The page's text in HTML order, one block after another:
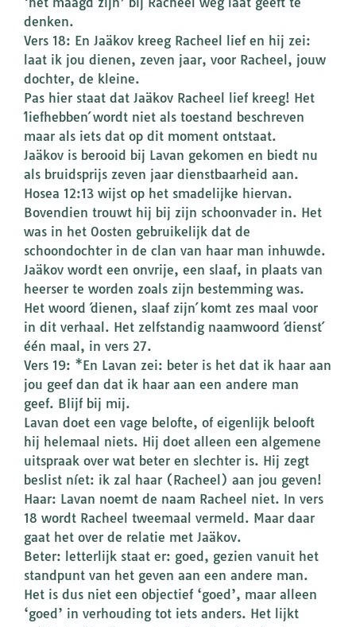
denken.
Vers 18: En Jaäkov kreeg Racheel lief en hij zei:
laat ik jou dienen, zeven jaar, voor Racheel, jouw
dochter, de kleine.
Pas hier staat dat Jaäkov Racheel lief kreeg! Het
´liefhebben´ wordt niet als toestand beschreven
maar als iets dat op dit moment ontstaat.
Jaäkov is berooid bij Lavan gekomen en biedt nu
als bruidsprijs zeven jaar dienstbaarheid aan.
Hosea 12:13 wijst op het smadelijke hiervan.
Bovendien trouwt hij bij zijn schoonvader in. Het
was in het Oosten gebruikelijk dat de
schoondochter in de clan van haar man inhuwde.
Jaäkov wordt een onvrije, een slaaf, in plaats van
heerser te worden zoals zijn bestemming was.
Het woord ´dienen, slaaf zijn´ komt zes maal voor
in dit verhaal. Het zelfstandig naamwoord ´dienst´
één maal, in vers 27.
Vers 19: *En Lavan zei: beter is het dat ik haar aan
jou geef dan dat ik haar aan een andere man
geef. Blijf bij mij.
Lavan doet een vage belofte, of eigenlijk belooft
hij helemaal niets. Hij doet alleen een algemene
uitspraak over wat beter en slechter is. Hij zegt
beslist níet: ik zal haar (Racheel) aan jou geven!
Haar: Lavan noemt de naam Racheel niet. In vers
18 wordt Racheel tweemaal vermeld. Maar daar
gaat het over de relatie met Jaäkov.
Beter: letterlijk staat er: goed, gezien vanuit het
standpunt van het geven aan een andere man.
Het is dus niet een objectief ‘goed’, maar alleen
‘goed’ in verhouding tot iets anders. Het lijkt